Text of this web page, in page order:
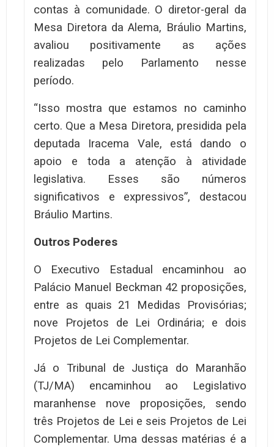
contas à comunidade. O diretor-geral da
Mesa Diretora da Alema, Bráulio Martins,
avaliou positivamente as ações
realizadas pelo Parlamento nesse
período.
“Isso mostra que estamos no caminho
certo. Que a Mesa Diretora, presidida pela
deputada Iracema Vale, está dando o
apoio e toda a atenção à atividade
legislativa. Esses são números
significativos e expressivos”, destacou
Bráulio Martins.
Outros Poderes
O Executivo Estadual encaminhou ao
Palácio Manuel Beckman 42 proposições,
entre as quais 21 Medidas Provisórias;
nove Projetos de Lei Ordinária; e dois
Projetos de Lei Complementar.
Já o Tribunal de Justiça do Maranhão
(TJ/MA) encaminhou ao Legislativo
maranhense nove proposições, sendo
três Projetos de Lei e seis Projetos de Lei
Complementar. Uma dessas matérias é a